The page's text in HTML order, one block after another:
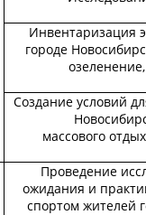
Инвентаризация
городе
Создание условий
массового
Проведение
ожидания и
спортом жителей